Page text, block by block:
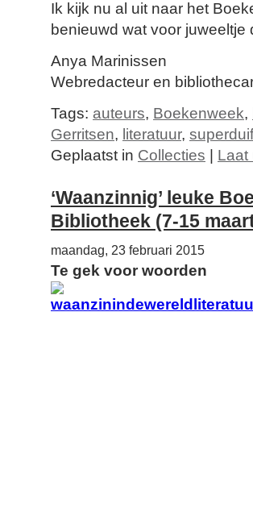
Ik kijk nu al uit naar het
benieuwd wat voor juweeltje
Anya Marinissen
Webredacteur en
Tags: auteurs, Boekenweek,
Gerritsen, literatuur, superduif
Geplaatst in Collecties Laat
‘Waanzinnig’ leuke
Bibliotheek (7-15
maandag, 23 februari 2015
Te gek voor woorden